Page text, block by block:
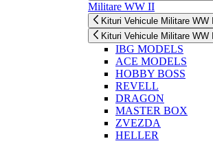
Militare WW II
Kituri Vehicule Militare WW II
Kituri Vehicule Militare WW II
IBG MODELS
ACE MODELS
HOBBY BOSS
REVELL
DRAGON
MASTER BOX
ZVEZDA
HELLER